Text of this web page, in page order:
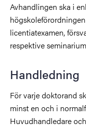
Avhandlingen ska i
licentiatexamen,
respektive
Handledning
För varje doktorand
minst en och i
Huvudhandledare